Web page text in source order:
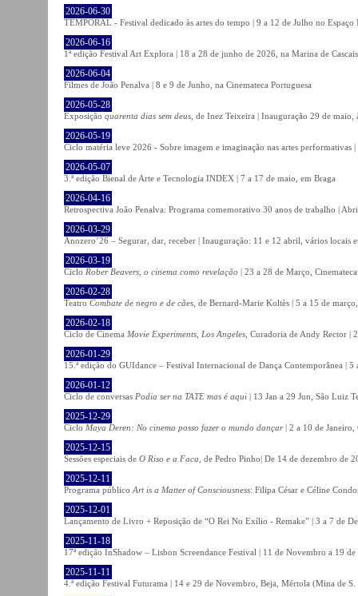
2026-06-30
TEMPORAL - Festival dedicado às artes do tempo | 9 a 12 de Julho no
2026-06-16
1ª edição Festival Art Explora | 18 a 28 de junho de 2026, na Marina de Cascais
2026-06-04
Filmes de João Penalva | 8 e 9 de Junho, na Cinemateca Portuguesa
2026-05-28
Exposição quarenta dias sem deus , de Inez Teixeira | Inauguração 29 de
2026-05-19
Ciclo matéria leve 2026 - Sobre imagem e imaginação nas artes
2026-05-07
3.ª edição Bienal de Arte e Tecnologia INDEX | 7 a 17 de maio, em Braga
2026-04-16
Retrospectiva João Penalva: Programa comemorativo 30 anos de trabalho |
2026-03-29
Anozero’26 – Segurar, dar, receber | Inauguração: 11 e 12 abril, vários locais
2026-03-19
Ciclo Rober Beavers, o cinema como revelação | 23 a 28 de Março,
2026-02-28
Teatro Combate de negro e de cães , de Bernard-Marie Koltès | 5 a 15 de
2026-02-18
Ciclo de Cinema Movie Experiments, Los Angeles , Curadoria de Andy Rector
2026-01-29
15.ª edição do GUIdance – Festival Internacional de Dança Contemporânea |
2026-01-12
Ciclo de conversas Podia ser na TATE mas é aqui | 13 Jan a 29 Jun, São Luiz
2025-12-29
Ciclo Maya Deren: No cinema posso fazer o mundo dançar| 2 a 10 de Janeiro,
2025-12-15
Sessões especiais de O Riso e a Faca , de Pedro Pinho| De 14 de dezembro de
2025-12-11
Programa público Art is a Matter of Consciousness: Filipa César e Céline
2025-12-01
Lançamento de Livro + Reposição de “O Rei No Exílio - Remake” | 3 a 7 de
2025-11-18
17ª edição InShadow – Lisbon Screendance Festival | 11 de Novembro a 19
2025-11-11
4.ª edição Festival Futurama | 14 e 29 de Novembro, Beja, Mértola (Mina de